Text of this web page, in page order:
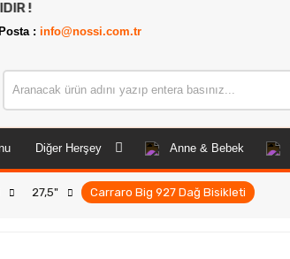
:info@nossi.com.tr
Diğer Herşey Anne & Bebek
27,5" Carraro Big 927 Dağ Bisikleti